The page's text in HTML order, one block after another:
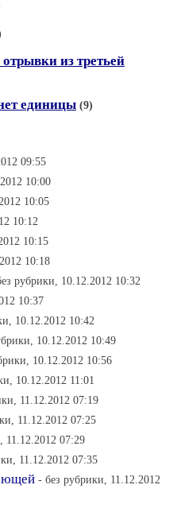
из третьей
единицы (9)
09:55
10:00
10:05
10:12
10:15
10:18
рубрики, 10.12.2012 10:32
10:37
10.12.2012 10:42
10.12.2012 10:49
10.12.2012 10:56
10.12.2012 11:01
11.12.2012 07:19
11.12.2012 07:25
11.12.2012 07:29
11.12.2012 07:35
- без рубрики, 11.12.2012